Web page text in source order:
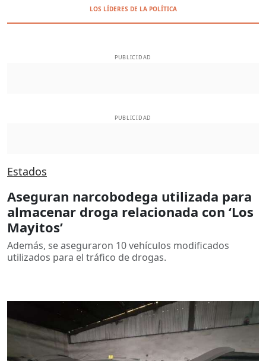
LOS LÍDERES DE LA POLÍTICA
PUBLICIDAD
PUBLICIDAD
Estados
Aseguran narcobodega utilizada para
almacenar droga relacionada con ‘Los
Mayitos’
Además, se aseguraron 10 vehículos modificados
utilizados para el tráfico de drogas.